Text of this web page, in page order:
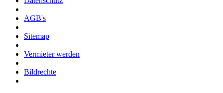
AGB's
Sitemap
Vermieter werden
Bildrechte